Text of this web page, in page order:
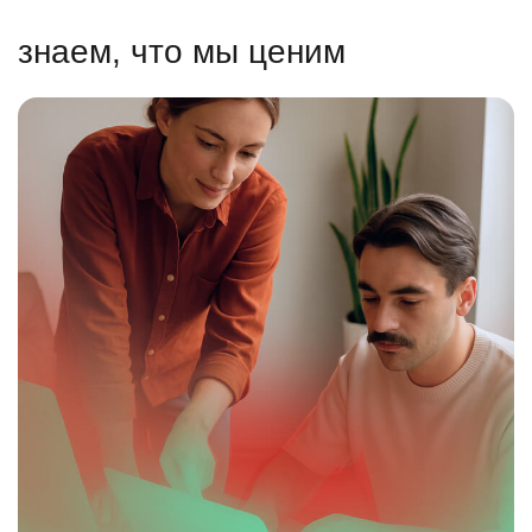
знаем, что мы ценим